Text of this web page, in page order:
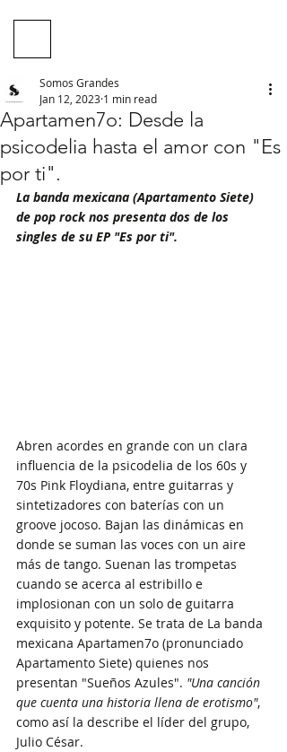
Apartamen7o: Desde la
psicodelia hasta el amor con "Es
por ti".
Somos Grandes
Jan 12, 2023 1 min read
La banda mexicana (Apartamento Siete)
de pop rock nos presenta dos de los
singles de su EP "Es por ti".
Abren acordes en grande con un clara
influencia de la psicodelia de los 60s y
70s Pink Floydiana, entre guitarras y
sintetizadores con baterías con un
groove jocoso. Bajan las dinámicas en
donde se suman las voces con un aire
más de tango. Suenan las trompetas
cuando se acerca al estribillo e
implosionan con un solo de guitarra
exquisito y potente. Se trata de La banda
mexicana Apartamen7o (pronunciado
Apartamento Siete) quienes nos
presentan "Sueños Azules". "Una canción
que cuenta una historia llena de erotismo",
como así la describe el líder del grupo,
Julio César.